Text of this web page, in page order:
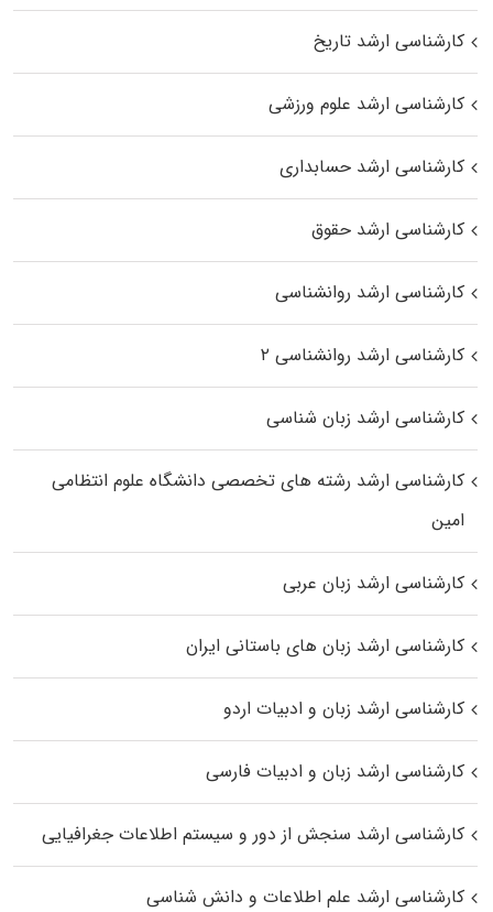
کارشناسی ارشد تاریخ
کارشناسی ارشد علوم ورزشی
کارشناسی ارشد حسابداری
کارشناسی ارشد حقوق
کارشناسی ارشد روانشناسی
کارشناسی ارشد روانشناسی ۲
کارشناسی ارشد زبان شناسی
کارشناسی ارشد رﺷﺘﻪ ﻫﺎی تخصصی داﻧﺸﮕﺎه ﻋﻠﻮم انتظامی
اﻣﻴﻦ
کارشناسی ارشد زبان عربی
کارشناسی ارشد زبان‌ های باستانی ایران
کارشناسی ارشد زبان و ادبیات اردو
کارشناسی ارشد زبان و ادبیات فارسی
کارشناسی ارشد سنجش از دور و سیستم اطلاعات جغرافیایی
کارشناسی ارشد علم اطلاعات و دانش شناسی